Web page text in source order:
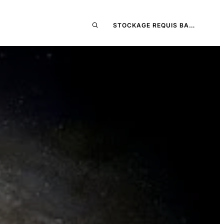
STOCKAGE REQUIS BA…